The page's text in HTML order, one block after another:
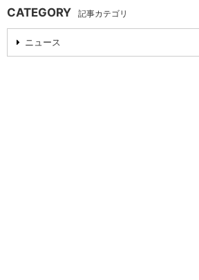
CATEGORY 記事カテゴリ
ニュース